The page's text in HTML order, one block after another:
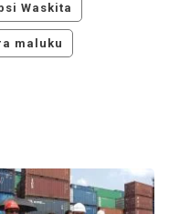
Waskita
maluku